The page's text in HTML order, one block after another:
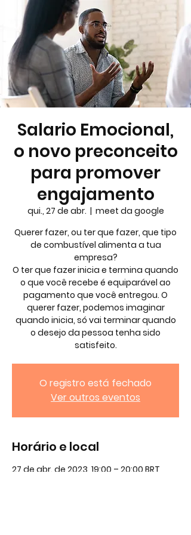
Salario Emocional,
o novo preconceito
para promover
engajamento
qui., 27 de abr.
  |
meet da google
Querer fazer, ou ter que fazer, que tipo
de combustível alimenta a tua
empresa?
O ter que fazer inicia e termina quando
o que você recebe é equiparável ao
pagamento que você entregou. O
querer fazer, podemos imaginar
quando inicia, só vai terminar quando
o desejo da pessoa tenha sido
satisfeito.
O registro está fechado
Ver outros eventos
Horário e local
27 de abr. de 2023, 19:00 – 20:00 BRT